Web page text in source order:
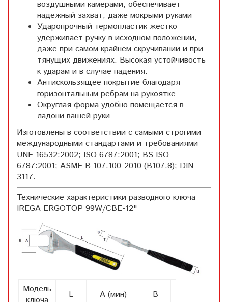
воздушными камерами, обеспечивает
надежный захват, даже мокрыми руками
Ударопрочный термопластик жестко
удерживает ручку в исходном положении,
даже при самом крайнем скручивании и при
тянущих движениях. Высокая устойчивость
к ударам и в случае падения.
Антискользящее покрытие благодаря
горизонтальным ребрам на рукоятке
Округлая форма удобно помещается в
ладони вашей руки
Изготовлены в соответствии с самыми строгими
международными стандартами и требованиями
UNE 16532:2002; ISO 6787:2001; BS ISO
6787:2001; ASME B 107.100-2010 (B107.8); DIN
3117.
Технические характеристики разводного ключа
IREGA ERGOTOP 99W/CBE-12"
Модель
L A (мин) B